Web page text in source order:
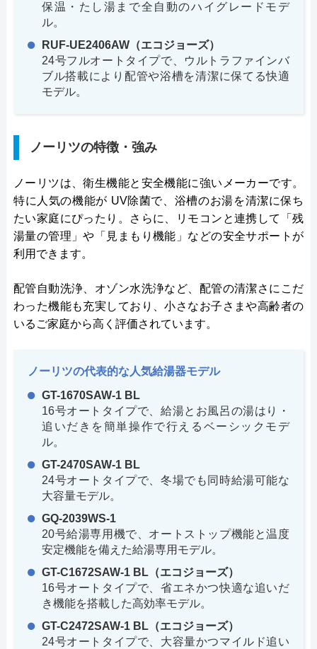
保温・たし湯まで全自動のハイグレードモデ
ル。
RUF-UE2406AW（エコジョーズ）
24号フルオートタイプで、ウルトラファインバ
ブル搭載により配管や浴槽を清潔に保てる快適
モデル。
ノーリツの特徴・強み
ノーリツは、衛生機能と安全機能に強いメーカーです。
特に人気の機能が UV除菌で、浴槽のお湯を清潔に保ち
たい家庭にぴったり。さらに、リモコンと連携して「残
湯量の管理」や「見まもり機能」などの安全サポートが
利用できます。
配管自動洗浄、オゾン水洗浄など、配管の清潔さにこだ
わった機能も充実しており、小さなお子さまや高齢者の
いるご家庭から高く評価されています。
ノーリツの代表的な人気給湯器モデル
GT-1670SAW-1 BL
16号オートタイプで、給湯とお風呂の湯はり・
追いだきを簡単操作で行えるベーシックモデ
ル。
GT-2470SAW-1 BL
24号オートタイプで、冬場でも同時給湯可能な
大容量モデル。
GQ-2039WS-1
20号給湯専用機で、オートストップ機能と温度
安定機能を備えた給湯専用モデル。
GT-C1672SAW-1 BL（エコジョーズ）
16号オートタイプで、省エネかつ快適な追いだ
き機能を搭載した高効率モデル。
GT-C2472SAW-1 BL（エコジョーズ）
24号オートタイプで、大容量かつマイルド追い